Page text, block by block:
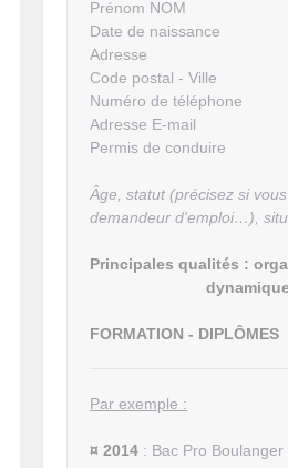
Prénom NOM
Date de naissance
Adresse
Code postal - Ville
Numéro de téléphone
Adresse E-mail
Permis de conduire
Âge, statut (précisez si
demandeur d'emploi…),
Principales qualités :
FORMATION - DIPLÔMES
Par exemple :
¤ 2014 : Bac Pro Boulanger